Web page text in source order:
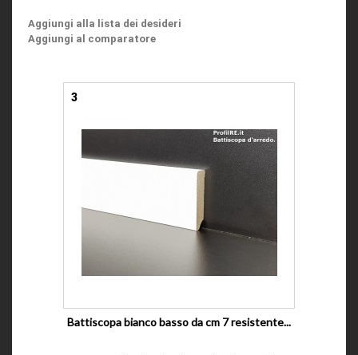
Aggiungi alla lista dei desideri
Aggiungi al comparatore
3
Battiscopa bianco basso da cm 7 resistente...